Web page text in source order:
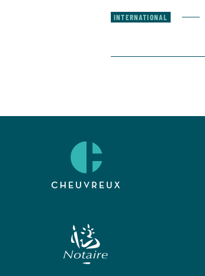
INTERNATIONAL